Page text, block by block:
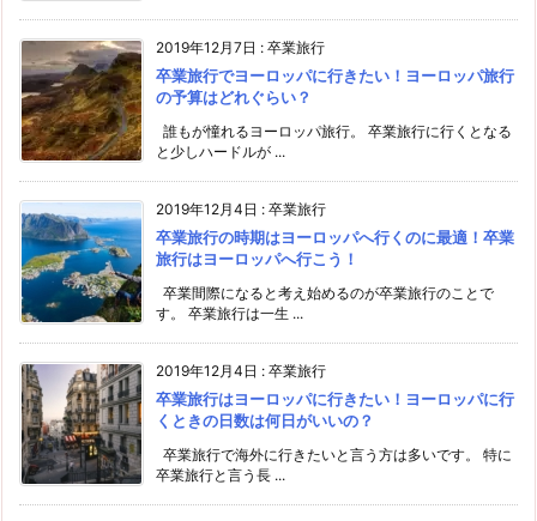
2019年12月7日 : 卒業旅行
卒業旅行でヨーロッパに行きたい！ヨーロッパ旅行
の予算はどれぐらい？
誰もが憧れるヨーロッパ旅行。 卒業旅行に行くとなる
と少しハードルが ...
2019年12月4日 : 卒業旅行
卒業旅行の時期はヨーロッパへ行くのに最適！卒業
旅行はヨーロッパへ行こう！
卒業間際になると考え始めるのが卒業旅行のことで
す。 卒業旅行は一生 ...
2019年12月4日 : 卒業旅行
卒業旅行はヨーロッパに行きたい！ヨーロッパに行
くときの日数は何日がいいの？
卒業旅行で海外に行きたいと言う方は多いです。 特に
卒業旅行と言う長 ...